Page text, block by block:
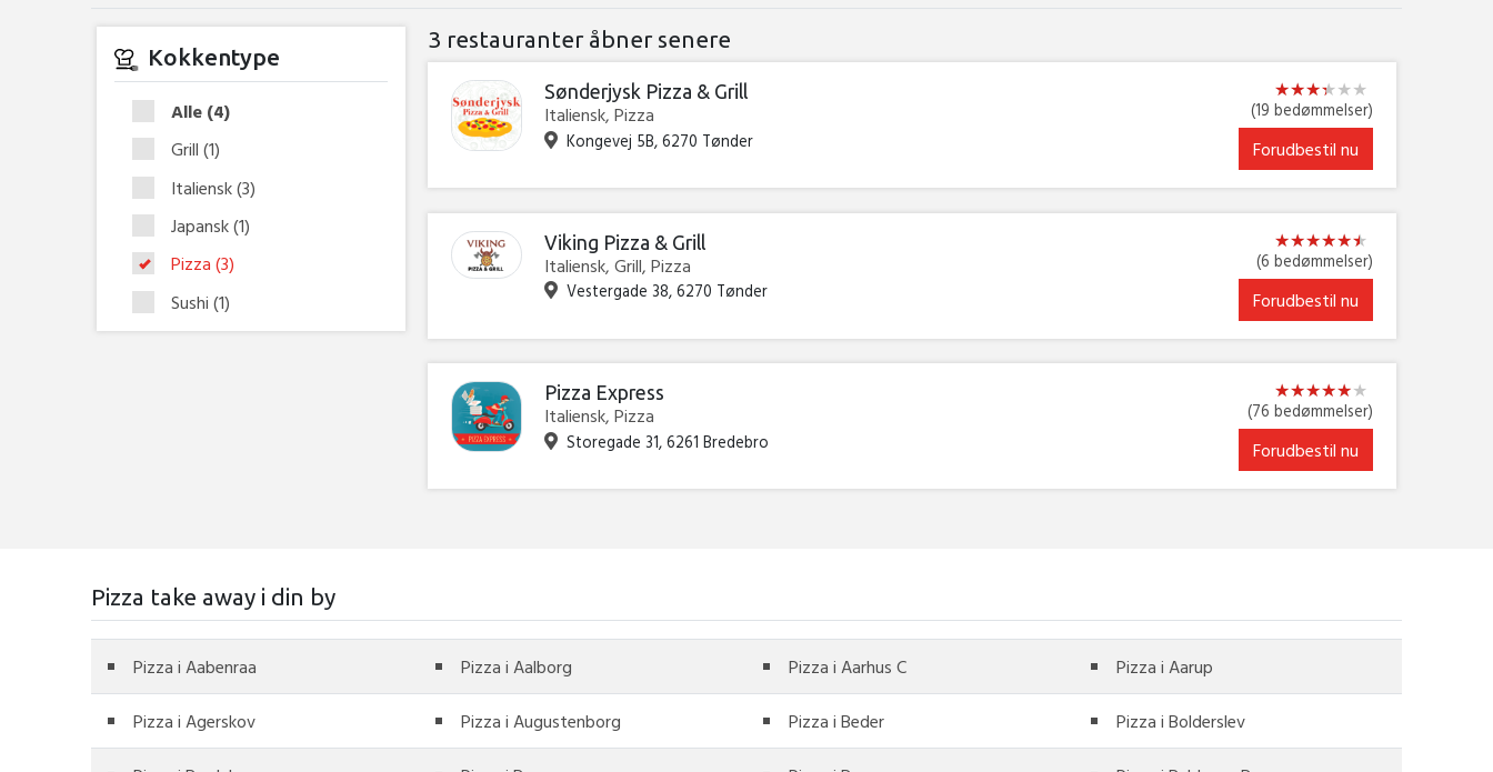
Kokkentype
Alle (4)
Grill (1)
Italiensk(3)
Japansk(1)
Pizza (3)
Sushi (1)
3 restauranter åbner senere
Sønderjysk Pizza & Grill
Italiensk, Pizza
Kongevej 5B, 6270 Tønder
★★★★★★
★★★★★★
(19 bedømmelser)
Forudbestil nu
Viking Pizza & Grill
Italiensk, Grill, Pizza
Vestergade 38, 6270 Tønder
★★★★★★
★★★★★★
(6 bedømmelser)
Forudbestil nu
Pizza Express
Italiensk, Pizza
Storegade 31, 6261 Bredebro
★★★★★★
★★★★★★
(76 bedømmelser)
Forudbestil nu
Pizza take away i din by
Pizza i Aabenraa Pizza i Aalborg Pizza i Aarhus C Pizza i Aarup
Pizza i Agerskov Pizza i Augustenborg Pizza i Beder Pizza i Bolderslev